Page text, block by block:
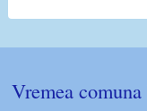
Vremea